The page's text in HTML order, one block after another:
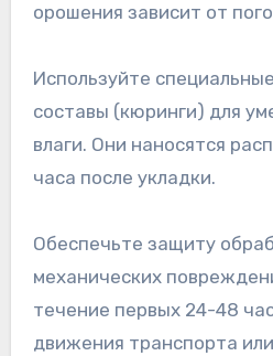
орошения зависит от
Используйте
составы (кюринги) для
влаги. Они наносятся
часа после укладки.
Обеспечьте защиту
механических
течение первых 24-48
движения транспорта